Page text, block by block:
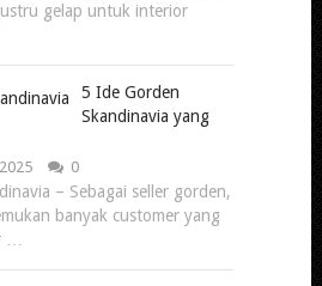
gelap untuk interior
5 Ide Gorden
Skandinavia yang
0
– Sebagai seller gorden,
banyak customer yang
…